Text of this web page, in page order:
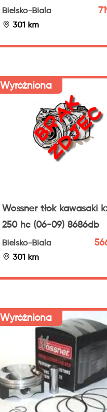
Bielsko-Biala
301 km
Wyróżniona
Wossner tłok kawasaki
250 hc (06-09) 8686db
Bielsko-Biala
301 km
Wyróżniona